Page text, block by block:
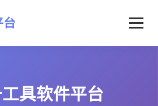
台
常见问题
具软件平台